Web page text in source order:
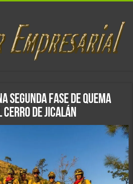
segunda fase de quema
de Jicalán